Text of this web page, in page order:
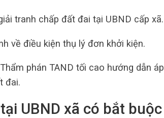
tranh chấp đất đai tại UBND cấp xã.
về điều kiện thụ lý đơn khởi kiện.
phán TAND tối cao hướng dẫn áp
đai.
UBND xã có bắt buộc